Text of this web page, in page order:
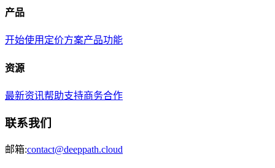
产品
开始使用 定价方案产品功能
资源
最新资讯帮助支持商务合作
联系我们
邮箱:contact@deeppath.cloud